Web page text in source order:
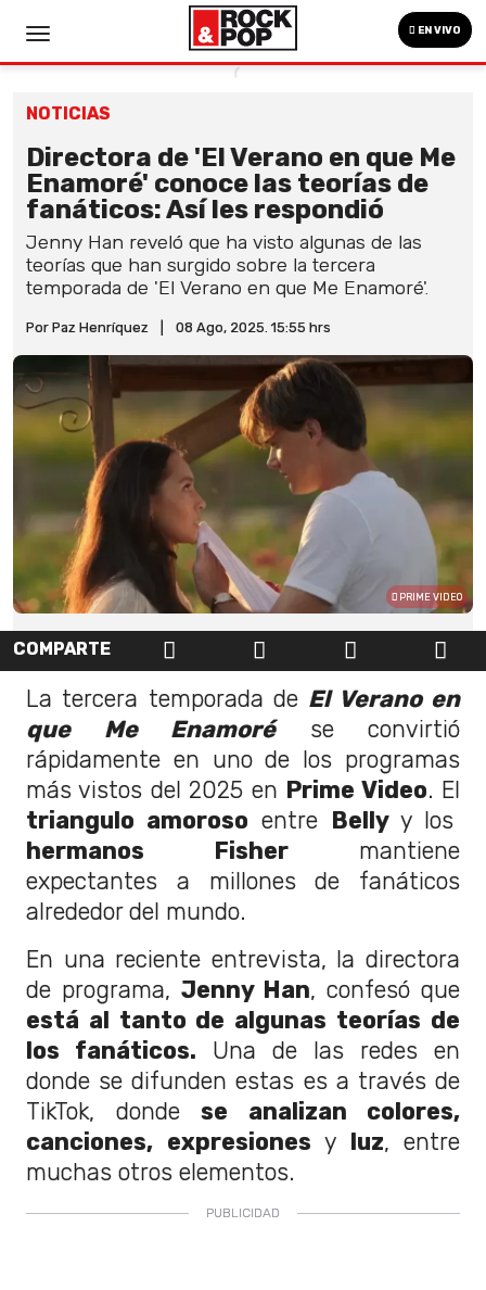
EN VIVO
NOTICIAS
Directora de 'El Verano en que Me
Enamoré' conoce las teorías de
fanáticos: Así les respondió
Jenny Han reveló que ha visto algunas de las
teorías que han surgido sobre la tercera
temporada de 'El Verano en que Me Enamoré'.
Por Paz Henríquez 08 Ago, 2025. 15:55 hrs
PRIME VIDEO
COMPARTE
La tercera temporada de El Verano en
que Me Enamoré
se convirtió
rápidamente en uno de los programas
más vistos del 2025 en Prime Video. El
triangulo amoroso entre Bellyy los
hermanos Fisher mantiene
expectantes a millones de fanáticos
alrededor del mundo.
En una reciente entrevista, la directora
de programa, Jenny Han, confesó que
está al tanto de algunas teorías de
los fanáticos. Una de las redes en
donde se difunden estas es a través de
TikTok, donde se analizan colores,
canciones, expresiones y luz, entre
muchas otros elementos.